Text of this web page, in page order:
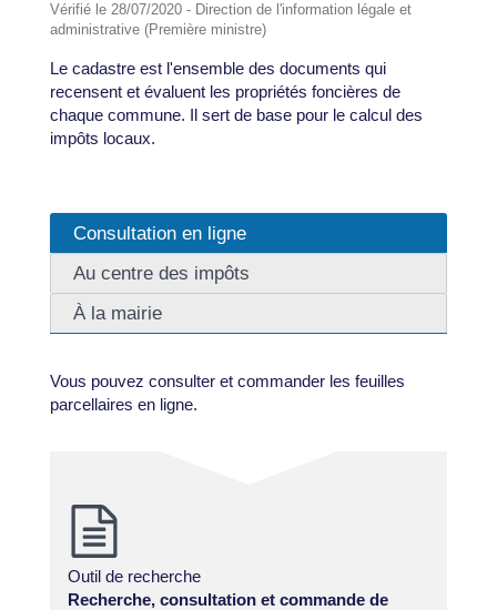
Vérifié le 28/07/2020 - Direction de l'information légale et
administrative (Première ministre)
Le cadastre est l'ensemble des documents qui
recensent et évaluent les propriétés foncières de
chaque commune. Il sert de base pour le calcul des
impôts locaux.
Consultation en ligne
Au centre des impôts
À la mairie
Vous pouvez consulter et commander les feuilles
parcellaires en ligne.
Outil de recherche
Recherche, consultation et commande de